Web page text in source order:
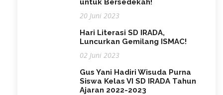
20 Juni 2023
Hari Literasi SD IRADA,
Luncurkan Gemilang ISMAC!
02 Juni 2023
Gus Yani Hadiri Wisuda Purna
Siswa Kelas VI SD IRADA Tahun
Ajaran 2022-2023